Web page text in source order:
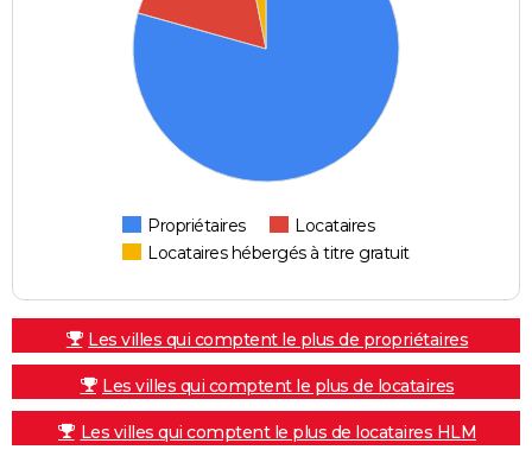
Propriétaires
Locataires
Locataires hébergés à titre gratuit
Les villes qui comptent le plus de propriétaires
Les villes qui comptent le plus de locataires
Les villes qui comptent le plus de locataires HLM